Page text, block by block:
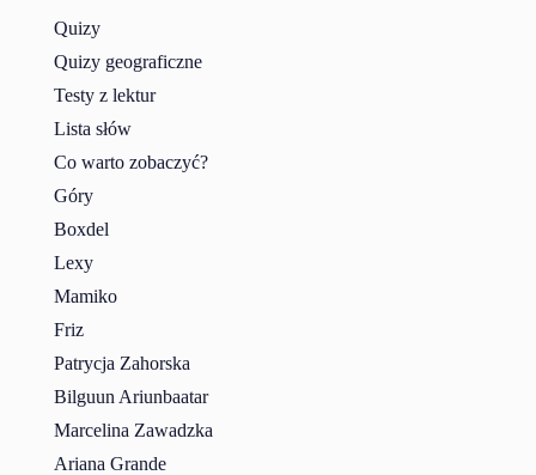
Quizy
Quizy geograficzne
Testy z lektur
Lista słów
Co warto zobaczyć?
Góry
Boxdel
Lexy
Mamiko
Friz
Patrycja Zahorska
Bilguun Ariunbaatar
Marcelina Zawadzka
Ariana Grande